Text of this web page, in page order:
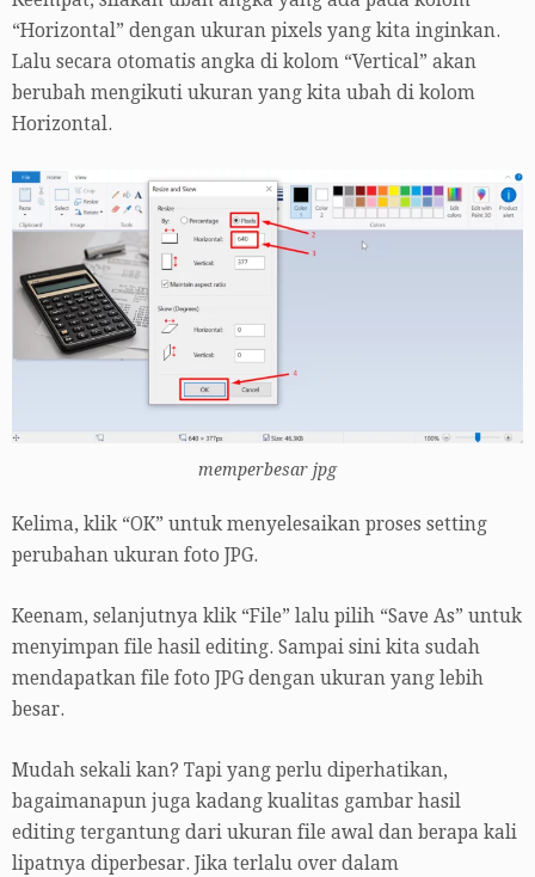
“Horizontal” dengan ukuran pixels yang kita inginkan.
Lalu secara otomatis angka di kolom “Vertical” akan
berubah mengikuti ukuran yang kita ubah di kolom
Horizontal.
memperbesar jpg
Kelima, klik “OK” untuk menyelesaikan proses setting
perubahan ukuran foto JPG.
Keenam, selanjutnya klik “File” lalu pilih “Save As” untuk
menyimpan file hasil editing. Sampai sini kita sudah
mendapatkan file foto JPG dengan ukuran yang lebih
besar.
Mudah sekali kan? Tapi yang perlu diperhatikan,
bagaimanapun juga kadang kualitas gambar hasil
editing tergantung dari ukuran file awal dan berapa kali
lipatnya diperbesar. Jika terlalu over dalam